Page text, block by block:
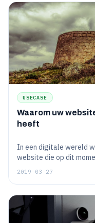
USECASE
Waarom uw
heeft
In een digitale wereld
website die op dit
waar we in de
concurrenten sturen.
gaten?
2019-03-27